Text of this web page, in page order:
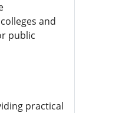
and
public
practical